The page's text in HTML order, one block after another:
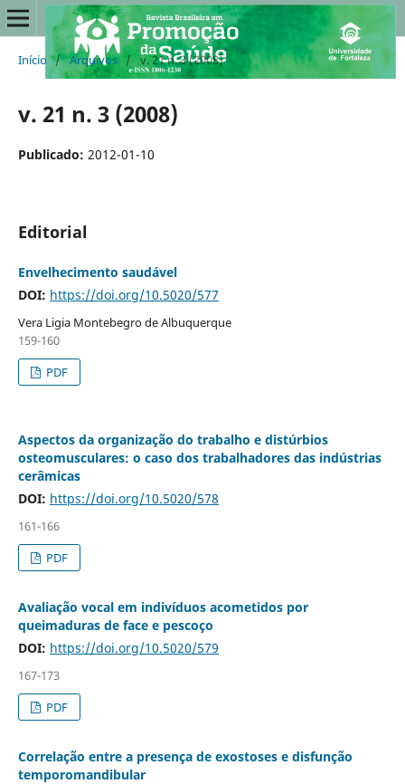
Início / Arquivos / v. 21 n. 3 (2008)
v. 21 n. 3 (2008)
Publicado: 2012-01-10
Editorial
Envelhecimento saudável
DOI: https://doi.org/10.5020/577
Vera Ligia Montebegro de Albuquerque
159-160
PDF
Aspectos da organização do trabalho e distúrbios
osteomusculares: o caso dos trabalhadores das indústrias
cerâmicas
DOI: https://doi.org/10.5020/578
161-166
PDF
Avaliação vocal em indivíduos acometidos por
queimaduras de face e pescoço
DOI: https://doi.org/10.5020/579
167-173
PDF
Correlação entre a presença de exostoses e disfunção
temporomandibular